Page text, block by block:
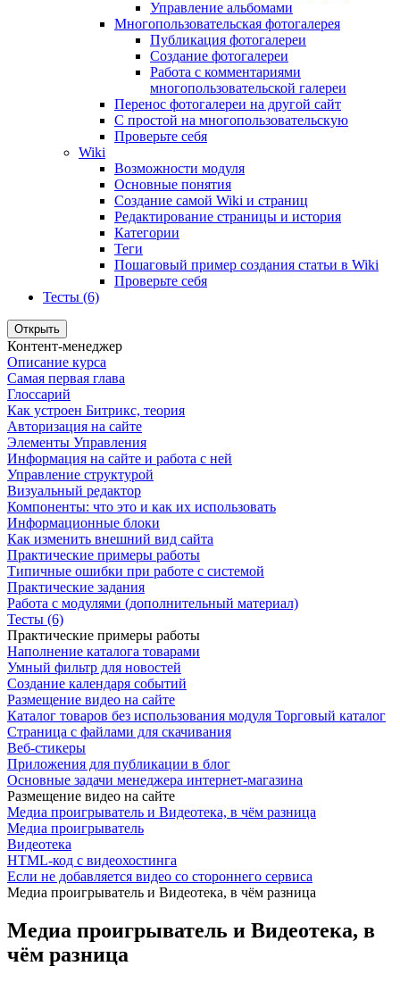
Управление альбомами
Многопользовательская фотогалерея
Публикация фотогалереи
Создание фотогалереи
Работа с комментариями
многопользовательской галереи
Перенос фотогалереи на другой сайт
С простой на многопользовательскую
Проверьте себя
Wiki
Возможности модуля
Основные понятия
Создание самой Wiki и страниц
Редактирование страницы и история
Категории
Теги
Пошаговый пример создания статьи в Wiki
Проверьте себя
Тесты (6)
Открыть
Контент-менеджер
Описание курса
Самая первая глава
Глоссарий
Как устроен Битрикс, теория
Авторизация на сайте
Элементы Управления
Информация на сайте и работа с ней
Управление структурой
Визуальный редактор
Компоненты: что это и как их использовать
Информационные блоки
Как изменить внешний вид сайта
Практические примеры работы
Типичные ошибки при работе с системой
Практические задания
Работа с модулями (дополнительный материал)
Тесты (6)
Практические примеры работы
Наполнение каталога товарами
Умный фильтр для новостей
Создание календаря событий
Размещение видео на сайте
Каталог товаров без использования модуля Торговый каталог
Страница с файлами для скачивания
Веб-стикеры
Приложения для публикации в блог
Основные задачи менеджера интернет-магазина
Размещение видео на сайте
Медиа проигрыватель и Видеотека, в чём разница
Медиа проигрыватель
Видеотека
HTML-код с видеохостинга
Если не добавляется видео со стороннего сервиса
Медиа проигрыватель и Видеотека, в чём разница
Медиа проигрыватель и Видеотека, в
чём разница